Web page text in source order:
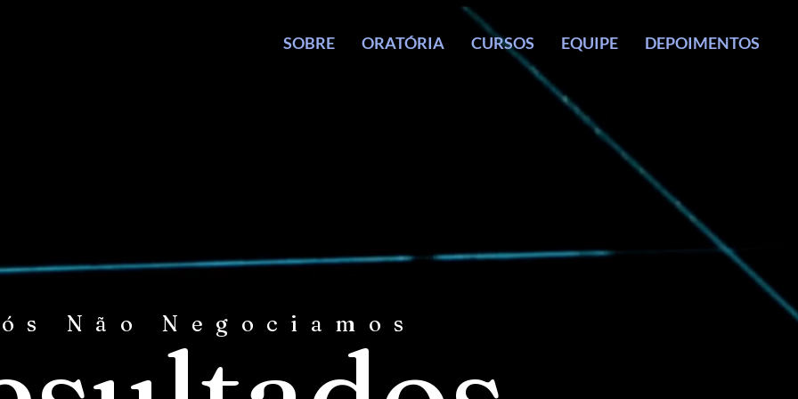
SOBRE ORATÓRIA CURSOS EQUIPE DEPOIMENTOS
Não Negociamos